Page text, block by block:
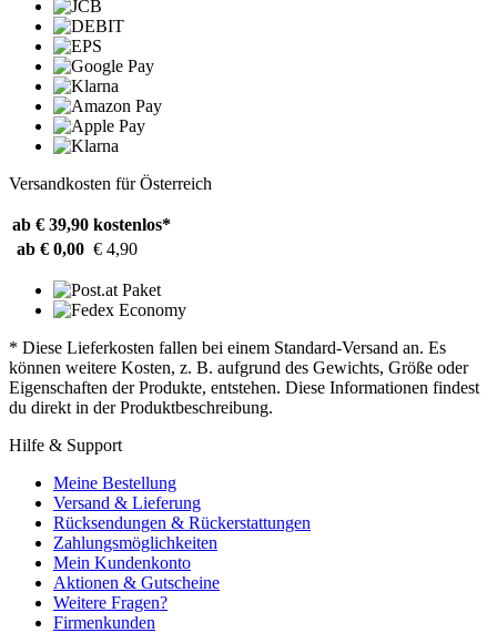
Versandkosten für Österreich
ab € 39,90 kostenlos*
ab € 0,00 € 4,90
* Diese Lieferkosten fallen bei einem Standard-Versand an. Es
können weitere Kosten, z. B. aufgrund des Gewichts, Größe oder
Eigenschaften der Produkte, entstehen. Diese Informationen findest
du direkt in der Produktbeschreibung.
Hilfe & Support
Meine Bestellung
Versand & Lieferung
Rücksendungen & Rückerstattungen
Zahlungsmöglichkeiten
Mein Kundenkonto
Aktionen & Gutscheine
Weitere Fragen?
Firmenkunden